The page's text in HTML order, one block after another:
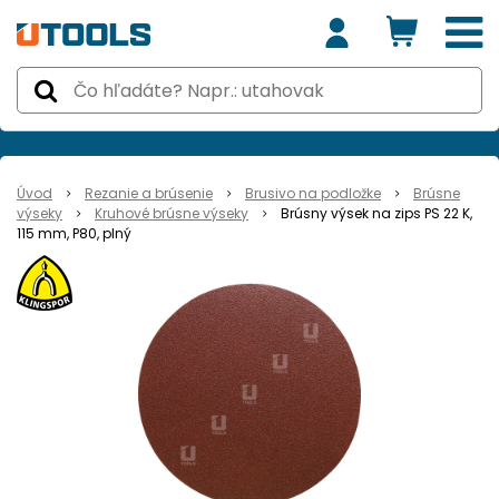
Úvod Rezanie a brúsenie Brusivo na podložke
Brúsne
výseky
Kruhové brúsne výseky
Brúsny výsek na zips PS 22 K,
115 mm, P80, plný